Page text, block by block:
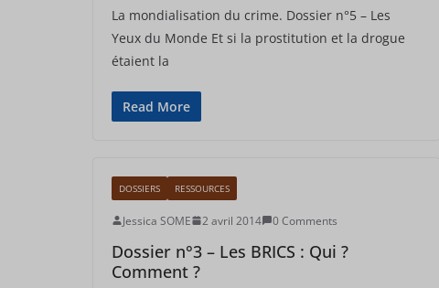
La mondialisation du crime. Dossier n°5 – Les
Yeux du Monde Et si la prostitution et la drogue
étaient la
Read More
DOSSIERS RESSOURCES
Jessica SOME 2 avril 2014 0 Comments
Dossier n°3 – Les BRICS : Qui ?
Comment ?